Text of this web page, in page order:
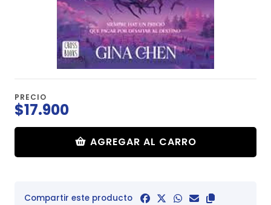
PRECIO
$17.900
AGREGAR AL CARRO
Compartir este producto